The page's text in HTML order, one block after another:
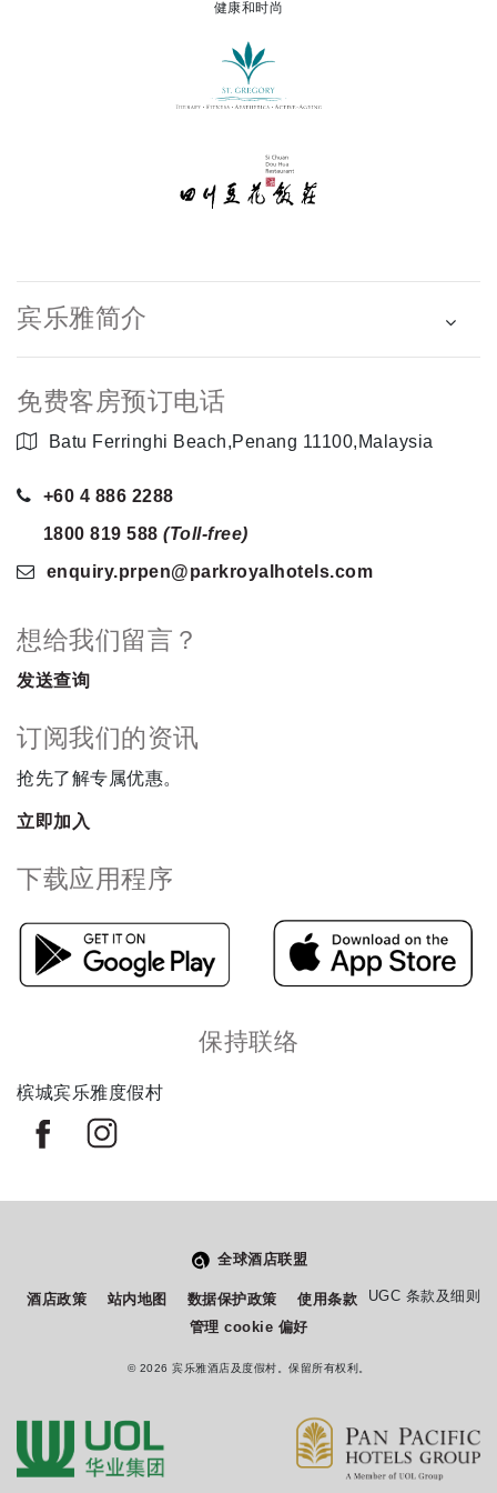
健康和时尚
宾乐雅简介
免费客房预订电话
Batu Ferringhi Beach,Penang 11100,Malaysia
+60 4 886 2288
1800 819 588 (Toll-free)
enquiry.prpen@parkroyalhotels.com
想给我们留言？
发送查询
订阅我们的资讯
抢先了解专属优惠。
立即加入
下载应用程序
保持联络
槟城宾乐雅度假村
全球酒店联盟
酒店政策 站内地图 数据保护政策 使用条款
UGC 条款及细则
管理 cookie 偏好
© 2026 宾乐雅酒店及度假村。保留所有权利。
您如何评价在本网站的体验?
从
一
个
很满意